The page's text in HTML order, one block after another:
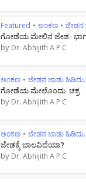
Featured • ಅಂಕಣ • ಜೇಡನ
ಗೋಡೆಯ ಮೇಲಿನ ಜೇಡ-
by Dr. Abhijith A P C
ಅಂಕಣ • ಜೇಡನ ಜಾಡು ಹಿಡಿದು..
ಗೋಡೆಯ ಮೇಲೊಂದು ಚಕ್ರ
by Dr. Abhijith A P C
ಅಂಕಣ • ಜೇಡನ ಜಾಡು ಹಿಡಿದು..
ಜೇಡಕ್ಕೆ ಬಾಲವಿದೆಯಾ?
by Dr. Abhijith A P C